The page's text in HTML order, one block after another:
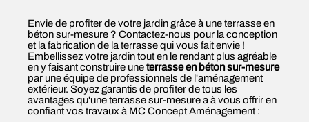
Envie de profiter de votre jardin grâce à une terrasse en
béton sur-mesure ? Contactez-nous pour la conception
et la fabrication de la terrasse qui vous fait envie !
Embellissez votre jardin tout en le rendant plus agréable
en y faisant construire uneterrasse en béton sur-mesure
par une équipe de professionnels de l'aménagement
extérieur. Soyez garantis de profiter de tous les
avantages qu'une terrasse sur-mesure a à vous offrir en
confiant vos travaux à MC Concept Aménagement :